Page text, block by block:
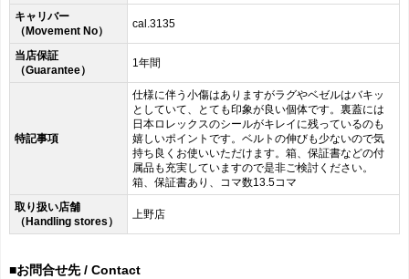
キャリバー
（Movement No）
cal.3135
当店保証
（Guarantee）
1年間
特記事項
仕様に伴う小傷はありますがラグやベゼルはバキッ
としていて、とても印象が良い個体です。裏蓋には
日本ロレックスのシールがキレイに残っているのも
嬉しいポイントです。ベルトの伸びも少ないので気
持ち良くお使いいただけます。箱、保証書などの付
属品も充実していますので是非ご検討ください。
箱、保証書あり、コマ数13.5コマ
取り扱い店舗
（Handling stores）
上野店
■お問合せ先 / Contact